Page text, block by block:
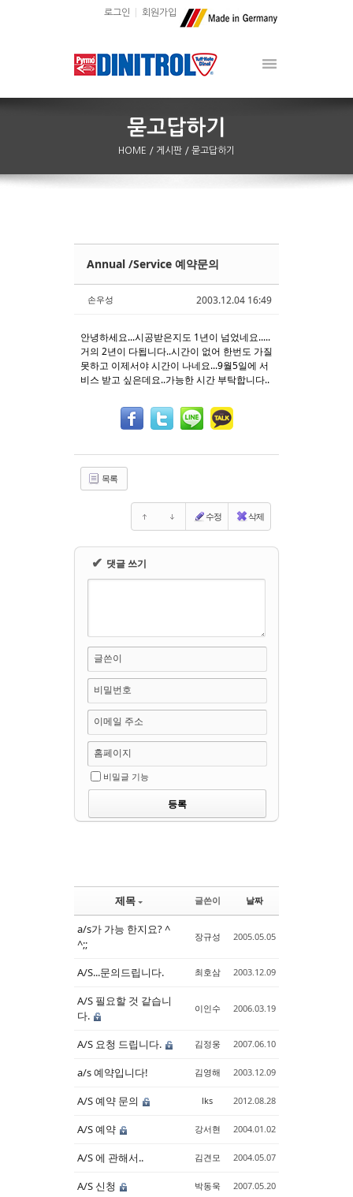
로그인 회원가입
HOME / 게시판 / 묻고답하기
2003.12.04 16:49
Annual /Service 예약문의
손우성
안녕하세요...시공받은지도 1년이 넘었네요.....
거의 2년이 다됩니다..시간이 없어 한번도 가질
못하고 이제서야 시간이 나네요...9월5일에 서
비스 받고 싶은데요..가능한 시간 부탁합니다..
목록
수정 삭제
✔ 댓글 쓰기
글쓴이
비밀번호
이메일 주소
홈페이지
비밀글 기능
제목 글쓴이 날짜
a/s가 가능 한지요? ^
^;;
장규성 2005.05.05
A/S...문의드립니다. 최호삼 2003.12.09
A/S 필요할 것 같습니
다.
이인수 2006.03.19
A/S 요청 드립니다. 김정웅 2007.06.10
a/s 예약입니다! 김영해 2003.12.09
A/S 예약 문의 lks 2012.08.28
A/S 예약 강서현 2004.01.02
A/S 에 관해서.. 김견모 2004.05.07
A/S 신청 박동욱 2007.05.20
Sketchbook5, 스케치북5
Sketchbook5, 스케치북5
Sketchbook5, 스케치북5
Sketchbook5, 스케치북5